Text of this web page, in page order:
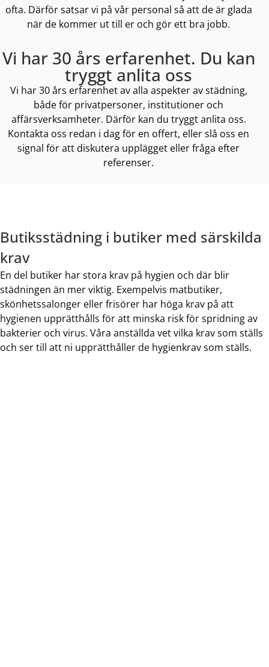
ofta. Därför satsar vi på vår personal så att de är glada
när de kommer ut till er och gör ett bra jobb.
Vi har 30 års erfarenhet. Du kan
tryggt anlita oss
Vi har 30 års erfarenhet av alla aspekter av städning,
både för privatpersoner, institutioner och
affärsverksamheter. Därför kan du tryggt anlita oss.
Kontakta oss redan i dag för en offert, eller slå oss en
signal för att diskutera upplägget eller fråga efter
referenser.
Butiksstädning i butiker med särskilda
krav
En del butiker har stora krav på hygien och där blir
städningen än mer viktig. Exempelvis matbutiker,
skönhetssalonger eller frisörer har höga krav på att
hygienen upprätthålls för att minska risk för spridning av
bakterier och virus. Våra anställda vet vilka krav som ställs
och ser till att ni upprätthåller de hygienkrav som ställs.